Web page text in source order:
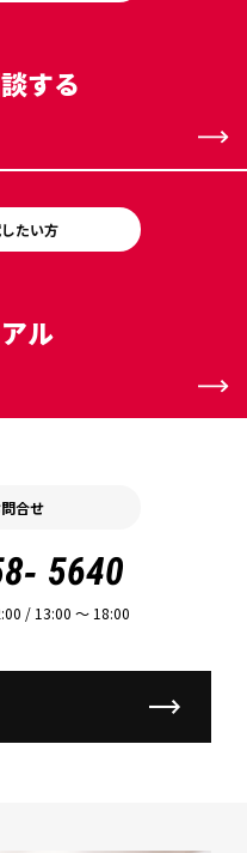
する
たい方
ル
合せ
5640
/ 13:00 〜 18:00